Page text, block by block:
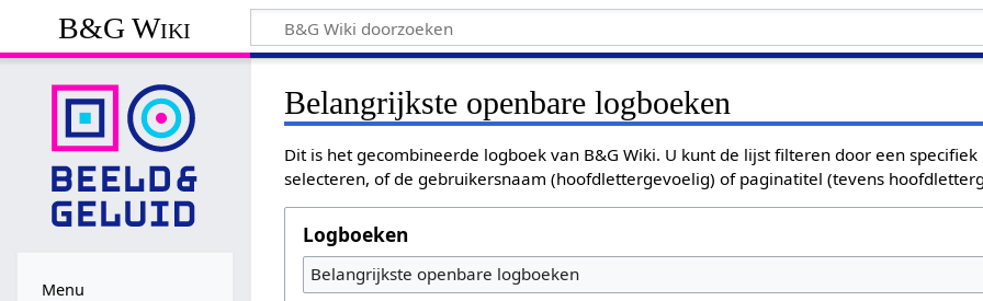
B&G Wiki
Belangrijkste openbare logboeken
Dit is het gecombineerde logboek van B&G Wiki. U kunt de lijst filteren door een
selecteren, of de gebruikersnaam (hoofdlettergevoelig) of paginatitel (tevens
Logboeken
Belangrijkste openbare logboeken
Menu